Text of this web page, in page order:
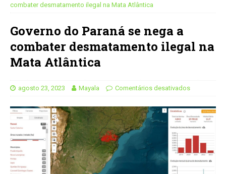
combater desmatamento ilegal na Mata Atlântica
Governo do Paraná se nega a
combater desmatamento ilegal na
Mata Atlântica
agosto 23, 2023 Mayala Comentários desativados